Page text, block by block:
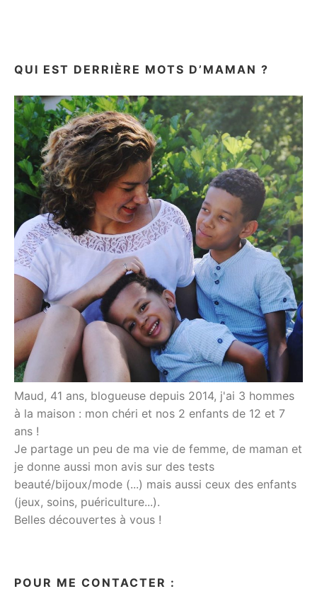
QUI EST DERRIÈRE MOTS D’MAMAN ?
Maud, 41 ans, blogueuse depuis 2014, j'ai 3 hommes
à la maison : mon chéri et nos 2 enfants de 12 et 7
ans !
Je partage un peu de ma vie de femme, de maman et
je donne aussi mon avis sur des tests
beauté/bijoux/mode (...) mais aussi ceux des enfants
(jeux, soins, puériculture...).
Belles découvertes à vous !
POUR ME CONTACTER :